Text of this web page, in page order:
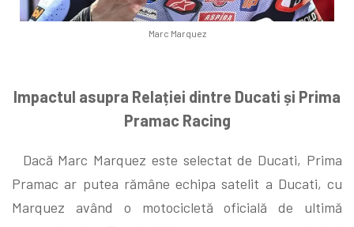
Marc Marquez
Impactul asupra Relației dintre Ducati și Prima
Pramac Racing
Dacă Marc Marquez este selectat de Ducati, Prima
Pramac ar putea rămâne echipa satelit a Ducati, cu
Marquez având o motocicletă oficială de ultimă